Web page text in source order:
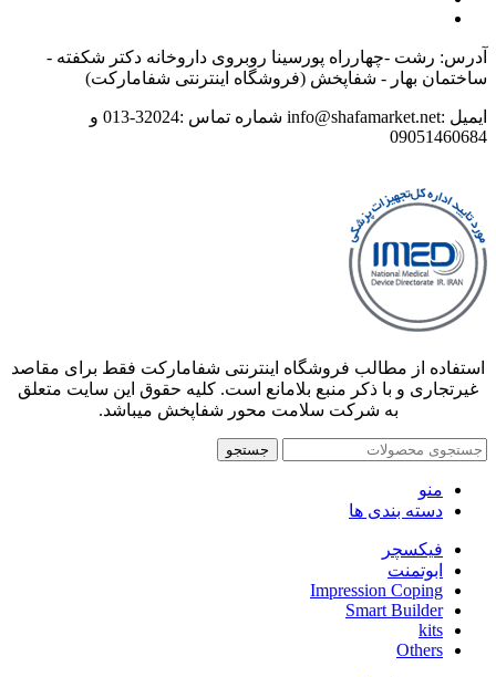
آدرس: رشت -چهارراه پورسینا روبروی داروخانه دکتر شکفته -
ساختمان بهار - شفاپخش (فروشگاه اینترنتی شفامارکت)
ایمیل :info@shafamarket.net شماره تماس :32024-013 و
09051460684
استفاده از مطالب فروشگاه اینترنتی شفامارکت فقط برای مقاصد
غیرتجاری و با ذکر منبع بلامانع است. کلیه حقوق این سایت متعلق
به شرکت سلامت محور شفاپخش میباشد.
جستجو
منو
دسته بندی ها
فیکسچر
ابوتمنت
Impression Coping
Smart Builder
kits
Others